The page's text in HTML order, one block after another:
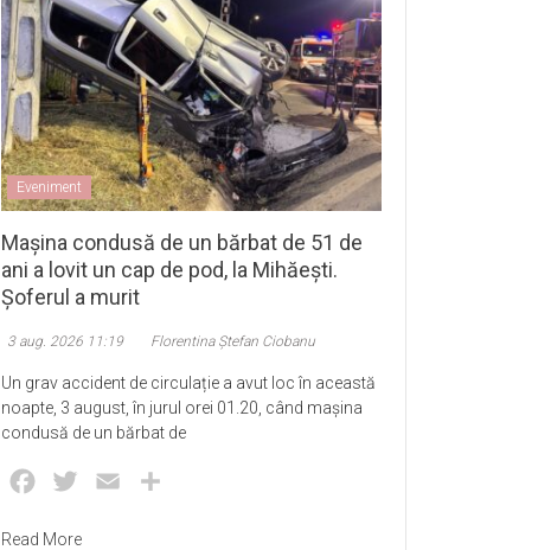
Eveniment
Mașina condusă de un bărbat de 51 de
ani a lovit un cap de pod, la Mihăești.
Șoferul a murit
3 aug. 2026 11:19 Florentina Ștefan Ciobanu
Un grav accident de circulație a avut loc în această
noapte, 3 august, în jurul orei 01.20, când mașina
condusă de un bărbat de
Facebook
Twitter Email
Read More